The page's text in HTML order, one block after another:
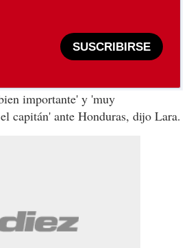
SUSCRIBIRSE
importante' y 'muy
capitán' ante Honduras, dijo Lara.